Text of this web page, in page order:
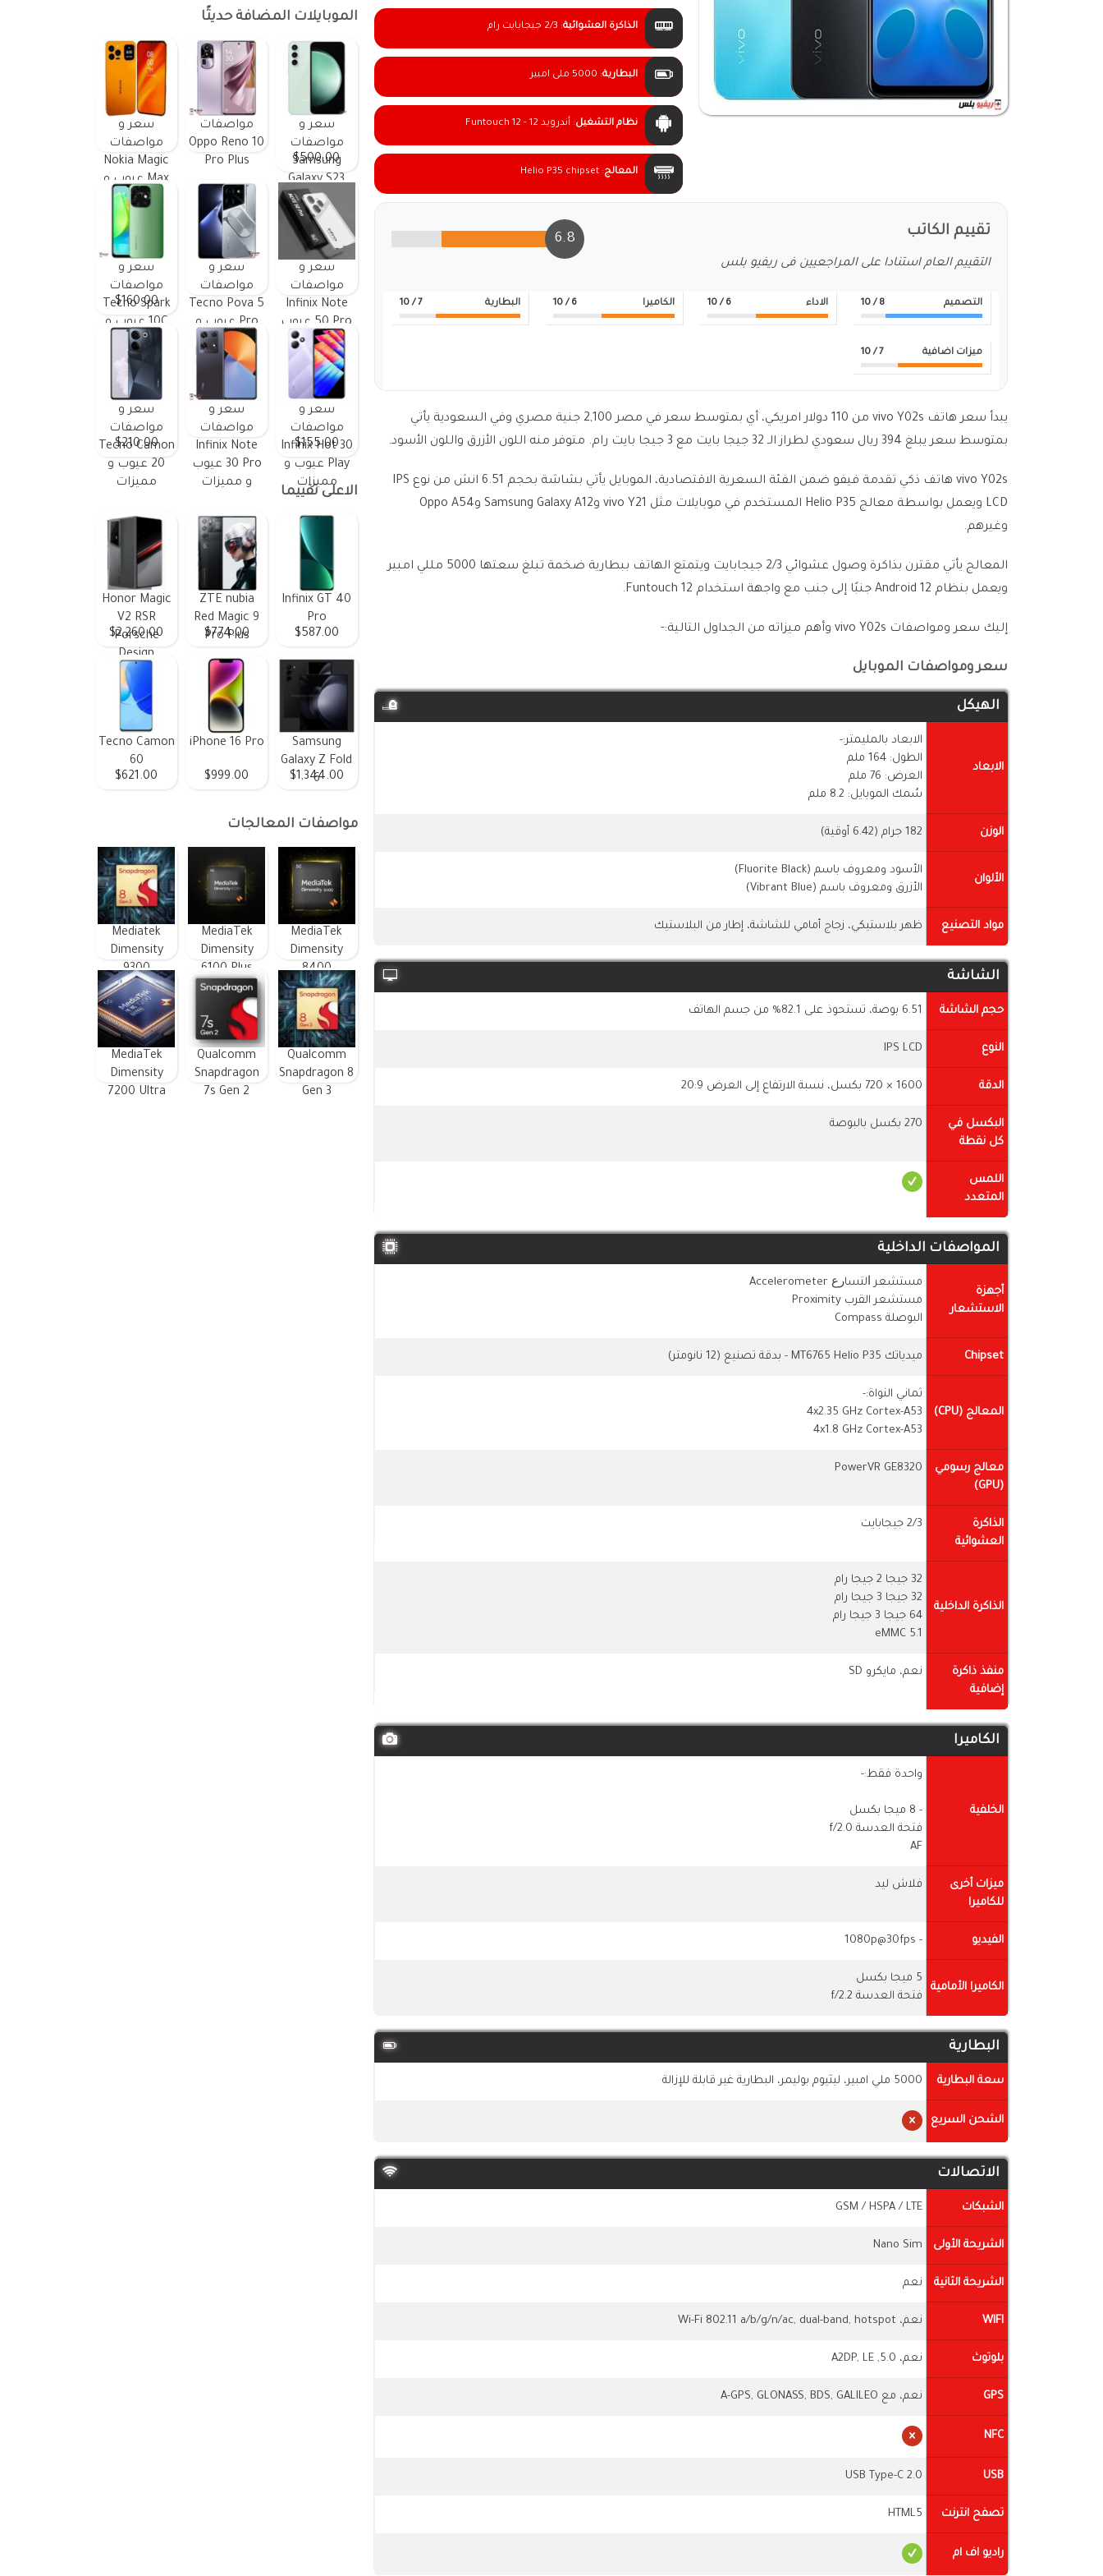
الذاكرة العشوائية: 2/3 جيجابايت رام
البطارية: 5000 ملى امبير
نظام التشغيل: أندرويد 12 - Funtouch 12
المعالج:
Helio P35 chipset
تقييم الكاتب
التقييم العام استنادا على المراجعيين فى ريفيو بلس
6.8
التصميم 8
/ 10 الاداء 6
/ 10 الكاميرا 6
/ 10 البطارية 7
/ 10
ميزات اضافية 7
/ 10
يبدأ سعر هاتف vivo Y02s من 110 دولار امريكي، أي بمتوسط سعر في مصر 2,100 جنية مصري وفي السعودية يأتي
بمتوسط سعر يبلغ 394 ريال سعودي لطراز الـ 32 جيجا بايت مع 3 جيجا بايت رام. متوفر منه اللون الأزرق واللون الأسود.
vivo Y02s هاتف ذكي تقدمة فيفو ضمن الفئة السعرية الاقتصادية، الموبايل يأتي بشاشة بحجم 6.51 انش من نوع IPS
LCD ويعمل بواسطة معالج Helio P35 المستخدم في موبايلات مثل vivo Y21 وSamsung Galaxy A12 وOppo A54
وغيرهم.
المعالج يأتي مقترن بذاكرة وصول عشوائي 2/3 جيجابايت ويتمتع الهاتف ببطارية ضخمة تبلغ سعتها 5000 مللي امبير
ويعمل بنظام Android 12 جنبًا إلى جنب مع واجهة استخدام Funtouch 12.
إليك سعر ومواصفات vivo Y02s وأهم ميزاته من الجداول التالية:-
سعر ومواصفات الموبايل
الهيكل
الابعاد
الابعاد بالمليمتر:-
الطول: 164 ملم
العرض: 76 ملم
سُمك الموبايل: 8.2 ملم
الوزن 182 جرام (6.42 أوقية)
الألوان
الأسود ومعروف باسم (Fluorite Black)
الأزرق ومعروف باسم (Vibrant Blue)
مواد التصنيع ظهر بلاستيكي، زجاج أمامي للشاشة، إطار من البلاستيك
الشاشة
حجم الشاشة 6.51 بوصة، تستحوذ على 82.1% من جسم الهاتف
النوع IPS LCD
الدقة 1600 × 720 بكسل، نسبة الارتفاع إلى العرض 20:9
البكسل في
كل نقطة
270 بكسل بالبوصة
اللمس
المتعدد
المواصفات الداخلية
أجهزة
الاستشعار
مستشعر ﺍﻟﺘﺴﺎﺭﻉ Accelerometer
مستشعر القرب Proximity
البوصلة Compass
Chipset ميدياتك MT6765 Helio P35 - بدقة تصنيع (12 نانومتر)
المعالج (CPU)
ثماني النواة:-
4x2.35 GHz Cortex-A53
4x1.8 GHz Cortex-A53
معالج رسومي
(GPU)
PowerVR GE8320
الذاكرة
العشوائية
2/3 جيجابايت
الذاكرة الداخلية
32 جيجا 2 جيجا رام
32 جيجا 3 جيجا رام
64 جيجا 3 جيجا رام
eMMC 5.1
منفذ ذاكرة
إضافية
نعم، مايكرو SD
الكاميرا
الخلفية
واحدة فقط:-
- 8 ميجا بكسل
فتحة العدسة f/2.0
AF
ميزات أخرى
للكاميرا
فلاش ليد
الفيديو - 1080p@30fps
الكاميرا الأمامية
5 ميجا بكسل
فتحة العدسة f/2.2
البطارية
سعة البطارية 5000 ملي امبير، ليثيوم بوليمر، البطارية غير قابلة للإزالة
الشحن السريع
الاتصالات
الشبكات GSM / HSPA / LTE
الشريحة الأولى Nano Sim
الشريحة الثانية نعم
WIFI نعم، Wi-Fi 802.11 a/b/g/n/ac, dual-band, hotspot
بلوتوث نعم، 5.0, A2DP, LE
GPS نعم، مع A-GPS, GLONASS, BDS, GALILEO
NFC
USB
USB Type-C 2.0
تصفح انترنت HTML5
راديو اف ام
الموبايلات المضافة حديثًا
سعر و
مواصفات
Samsung
Galaxy S23
FE ومميزات
وعيوب
$500.00
مواصفات
Oppo Reno 10
Pro Plus
سعر و
مواصفات
Nokia Magic
Max عيوب و
مميزات
سعر و
مواصفات
Infinix Note
50 Pro عيوب
و مميزات
سعر و
مواصفات
Tecno Pova 5
Pro عيوب و
مميزات
سعر و
مواصفات
Tecno Spark
10C عيوب و
مميزات
$160.00
سعر و
مواصفات
Infinix Hot 30
Play عيوب و
مميزات
$155.00
سعر و
مواصفات
Infinix Note
30 Pro عيوب
و مميزات
سعر و
مواصفات
Tecno Camon
20 عيوب و
مميزات
$210.00
الاعلى تقييما
Infinix GT 40
Pro
$587.00
ZTE nubia
Red Magic 9
Pro Plus
$774.00
Honor Magic
V2 RSR
Porsche
Design
$2,260.00
Samsung
Galaxy Z Fold
6
$1,344.00
iPhone 16 Pro
$999.00
Tecno Camon
60
$621.00
مواصفات المعالجات
MediaTek
Dimensity
8400
MediaTek
Dimensity
6100 Plus
Mediatek
Dimensity
9300
Qualcomm
Snapdragon 8
Gen 3
Qualcomm
Snapdragon
7s Gen 2
MediaTek
Dimensity
7200 Ultra